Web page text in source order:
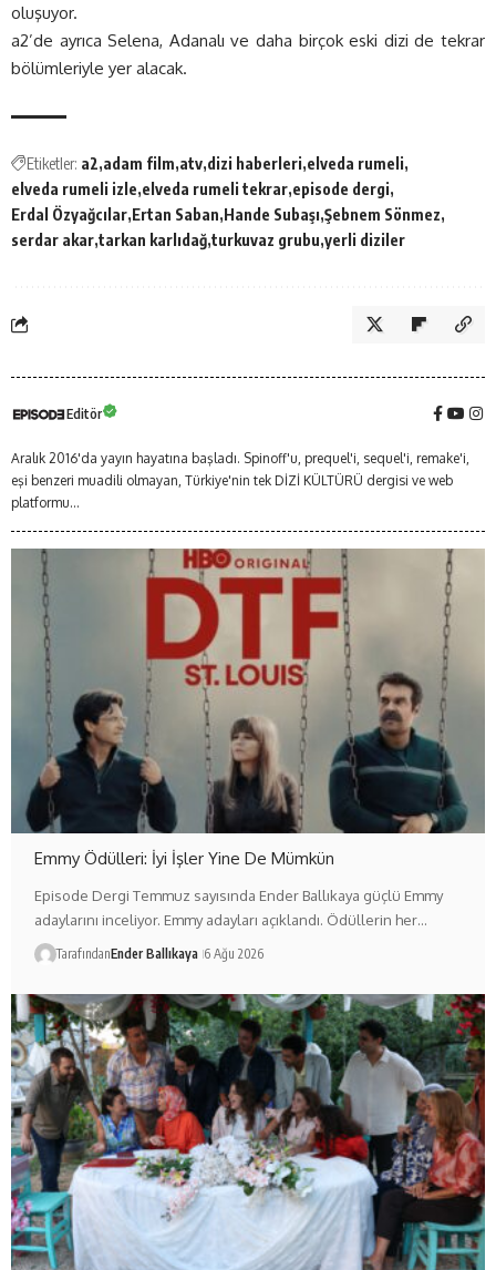
oluşuyor.
a2’de ayrıca Selena, Adanalı ve daha birçok eski dizi de tekrar
bölümleriyle yer alacak.
Etiketler: a2 adam film atv dizi haberleri elveda rumeli
elveda rumeli izle elveda rumeli tekrar episode dergi
Erdal Özyağcılar Ertan Saban Hande Subaşı Şebnem Sönmez
serdar akar tarkan karlıdağ turkuvaz grubu yerli diziler
Editör
Aralık 2016'da yayın hayatına başladı. Spinoff'u, prequel'i, sequel'i, remake'i,
eşi benzeri muadili olmayan, Türkiye'nin tek DİZİ KÜLTÜRÜ dergisi ve web
platformu...
Emmy Ödülleri: İyi İşler Yine De Mümkün
Episode Dergi Temmuz sayısında Ender Ballıkaya güçlü Emmy
adaylarını inceliyor. Emmy adayları açıklandı. Ödüllerin her…
TarafındanEnder Ballıkaya 6 Ağu 2026